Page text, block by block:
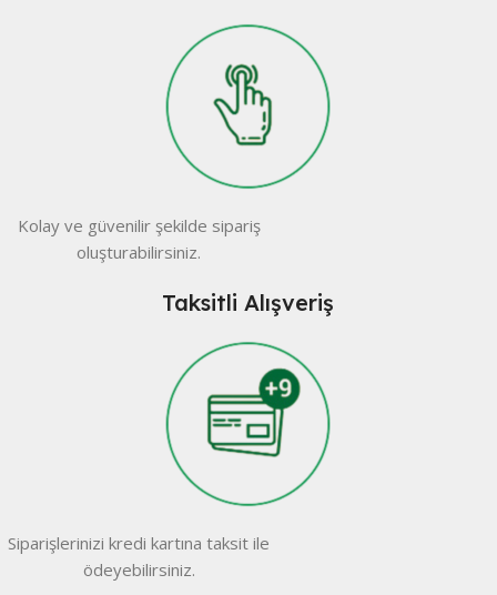
Kolay ve güvenilir şekilde sipariş
oluşturabilirsiniz.
Taksitli Alışveriş
Siparişlerinizi kredi kartına taksit ile
ödeyebilirsiniz.